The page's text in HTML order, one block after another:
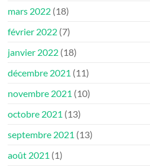
mars 2022 (18)
février 2022 (7)
janvier 2022 (18)
décembre 2021 (11)
novembre 2021 (10)
octobre 2021 (13)
septembre 2021 (13)
août 2021 (1)